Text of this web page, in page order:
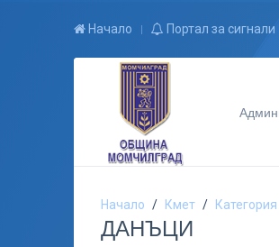
Начало Портал за сигнали
Начало Кмет
ДАНЪЦИ